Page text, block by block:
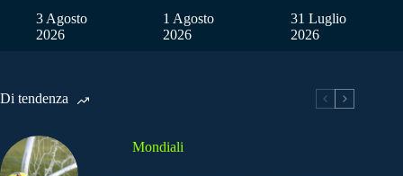
3 Agosto
2026
1 Agosto
2026
31 Luglio
2026
Di tendenza
Mondiali